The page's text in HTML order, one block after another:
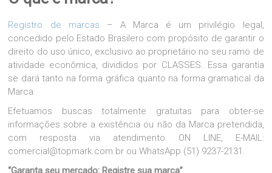
Registro de marcas – A Marca é um privilégio legal,
concedido pelo Estado Brasilero com propósito de garantir o
direito do uso único, exclusivo ao proprietário no seu ramo de
atividade econômica, divididos por CLASSES. Essa garantia
se dará tanto na forma gráfica quanto na forma gramatical da
Marca.
Efetuamos buscas totalmente gratuitas para obter-se
informações sobre a existência ou não da Marca pretendida,
com resposta via atendimento ON LINE, E-MAIL:
comercial@topmark.com.br ou WhatsApp (51) 9237-2131.
“Garanta seu mercado: Registre sua marca”